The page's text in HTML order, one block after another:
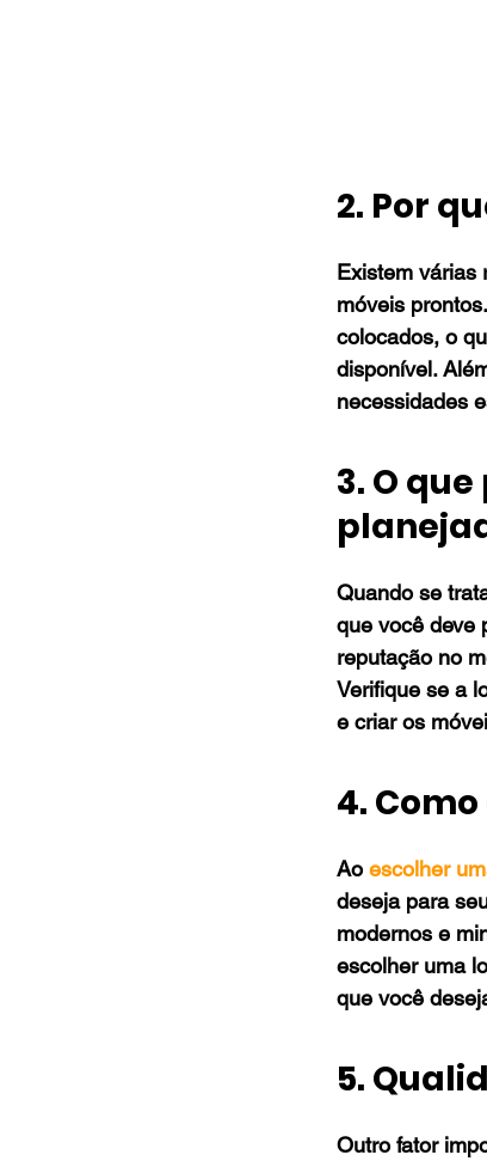
2. Por
Existem várias
móveis
colocados, o
disponível.
necessidades
3. O
Quando se
que você deve
reputação no
Verifique se a
e criar os
4.
Ao escolher
deseja para
modernos e
escolher uma
que você
5.
Outro fator